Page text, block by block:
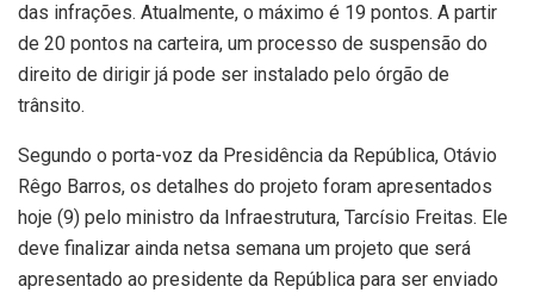
das infrações. Atualmente, o máximo é 19 pontos. A partir
de 20 pontos na carteira, um processo de suspensão do
direito de dirigir já pode ser instalado pelo órgão de
trânsito.
Segundo o porta-voz da Presidência da República, Otávio
Rêgo Barros, os detalhes do projeto foram apresentados
hoje (9) pelo ministro da Infraestrutura, Tarcísio Freitas. Ele
deve finalizar ainda netsa semana um projeto que será
apresentado ao presidente da República para ser enviado